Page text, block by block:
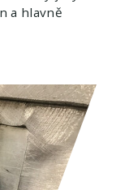
a hlavně